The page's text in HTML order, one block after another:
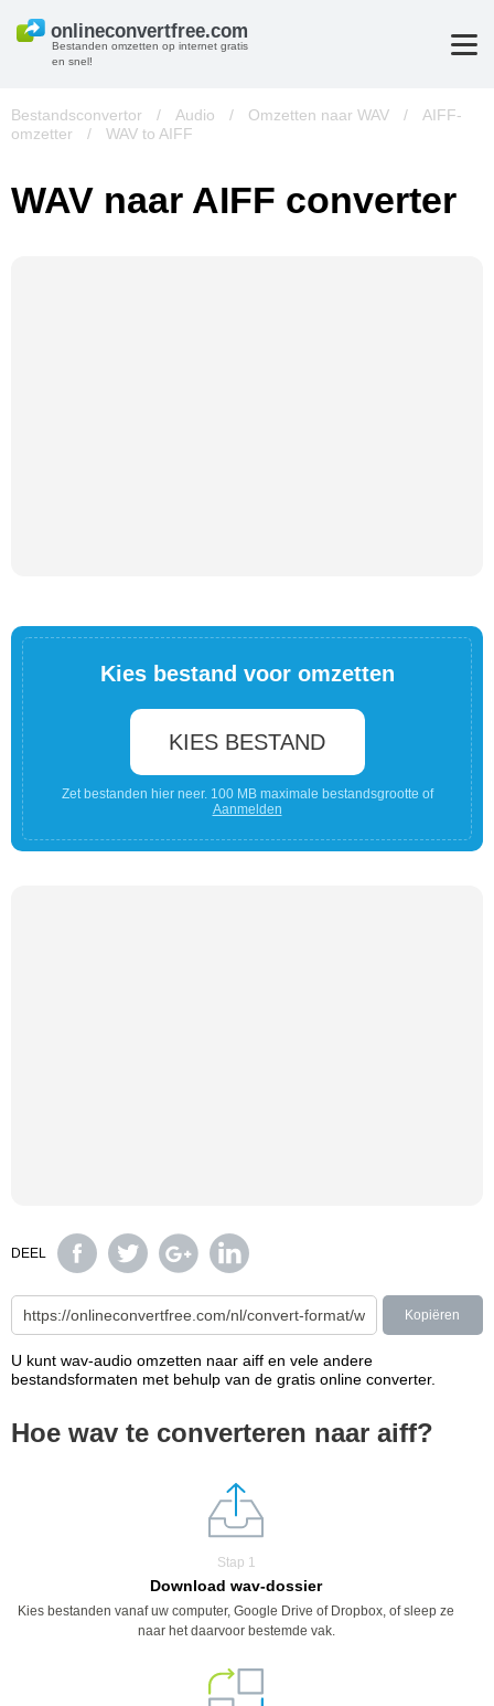
Bestanden omzetten op internet gratis
en snel!
Bestandsconvertor / Audio / Omzetten naar WAV /
AIFF-
omzetter
/ WAV to AIFF
WAV naar AIFF converter
Kies bestand voor omzetten
KIES BESTAND
Zet bestanden hier neer. 100 MB maximale bestandsgrootte of
Aanmelden
DEEL
Kopiëren
U kunt wav-audio omzetten naar aiff en vele andere
bestandsformaten met behulp van de gratis online converter.
Hoe wav te converteren naar aiff?
Stap 1
Download wav-dossier
Kies bestanden vanaf uw computer, Google Drive of Dropbox, of sleep ze
naar het daarvoor bestemde vak.